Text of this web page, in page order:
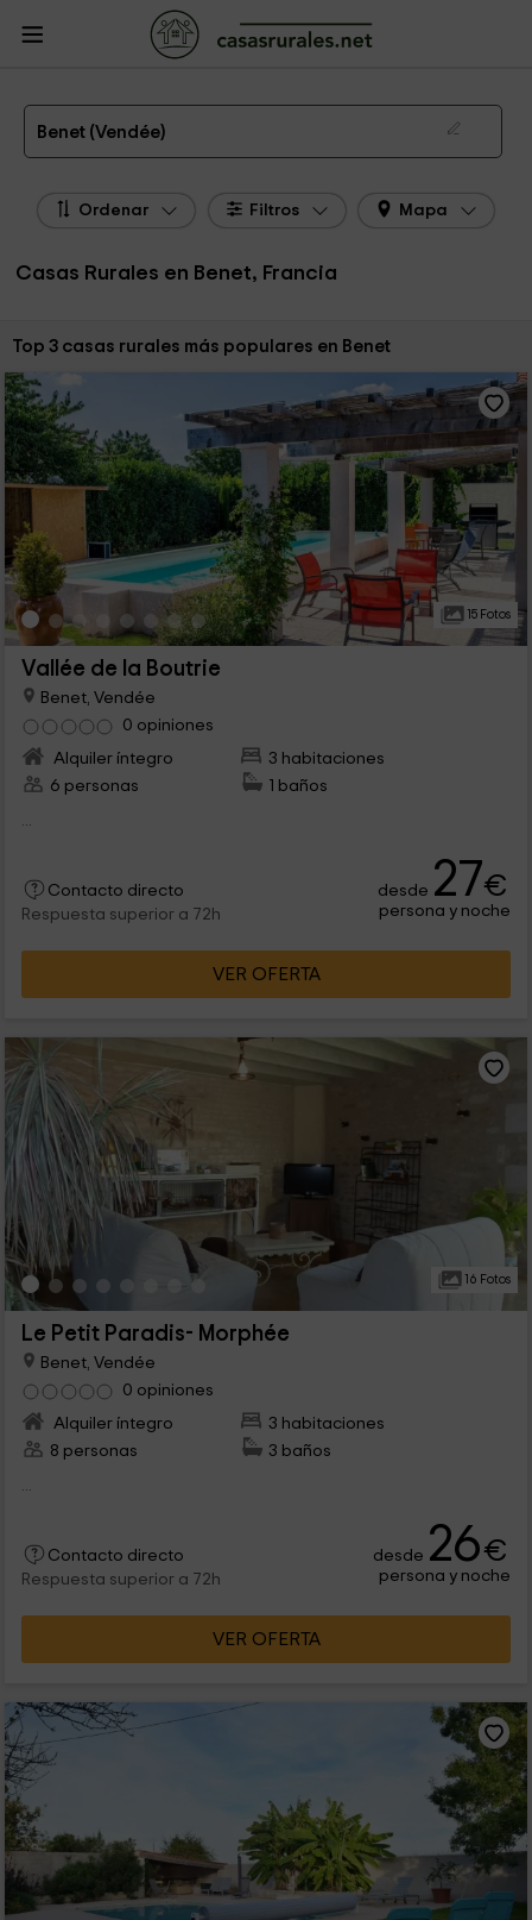
Casas Rurales Francia
Casas Rurales Vendée
Casas Rurales Benet
Las 3 mejores casas rurales en Benet de 2026
Benet (Vendée)
Ordenar Filtros Mapa
Casas Rurales en Benet, Francia
Ordenar por:
Top 3 casas rurales más populares en Benet
15 Fotos
Vallée de la Boutrie
Benet, Vendée
0 opiniones
Alquiler íntegro
3 habitaciones
6 personas
1 baños
...
Contacto directo
Respuesta superior a 72h
desde 27€
persona y noche
VER OFERTA
16 Fotos
Le Petit Paradis- Morphée
Benet, Vendée
0 opiniones
Alquiler íntegro
3 habitaciones
8 personas
3 baños
...
Contacto directo
Respuesta superior a 72h
desde 26€
persona y noche
VER OFERTA